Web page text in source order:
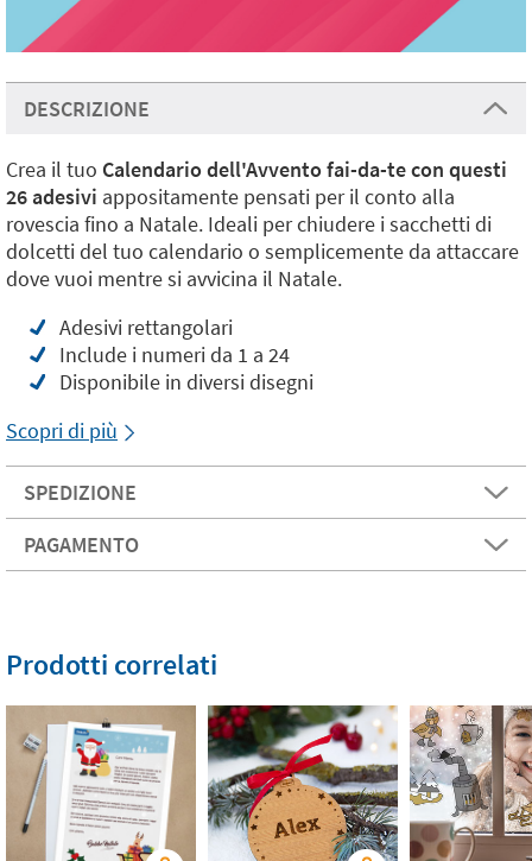
DESCRIZIONE
Crea il tuo Calendario dell'Avvento fai-da-te con questi
26 adesivi appositamente pensati per il conto alla
rovescia fino a Natale. Ideali per chiudere i sacchetti di
dolcetti del tuo calendario o semplicemente da attaccare
dove vuoi mentre si avvicina il Natale.
Adesivi rettangolari
Include i numeri da 1 a 24
Disponibile in diversi disegni
Scopri di più
SPEDIZIONE
PAGAMENTO
Prodotti correlati